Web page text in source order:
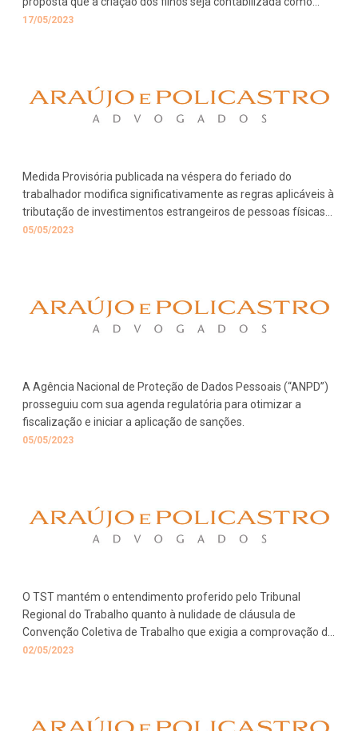
tempo de serviço para fins previdenciários.
17/05/2023
Medida Provisória publicada na véspera do feriado do
trabalhador modifica significativamente as regras aplicáveis à
tributação de investimentos estrangeiros de pessoas físicas
residentes no Brasil. Vejam detalhes em nosso boletim.
05/05/2023
A Agência Nacional de Proteção de Dados Pessoais (“ANPD”)
prosseguiu com sua agenda regulatória para otimizar a
fiscalização e iniciar a aplicação de sanções.
05/05/2023
O TST mantém o entendimento proferido pelo Tribunal
Regional do Trabalho quanto à nulidade de cláusula de
Convenção Coletiva de Trabalho que exigia a comprovação do
estado gravídico para a concessão da estabilidade provisória,
02/05/2023